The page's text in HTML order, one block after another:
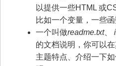
以提供一些HTML 或
比如一个变量，一些函
一个叫做readme.txt、
的文档说明，你可以
主题特点、介绍一下